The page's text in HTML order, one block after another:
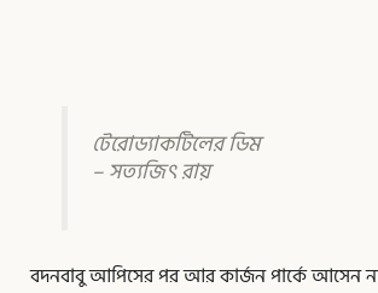
টেরোড্যাকটিলের ডিম
– সত্যজিৎ রায়
বদনবাবু আপিসের পর আর কার্জন পার্কে আসেন